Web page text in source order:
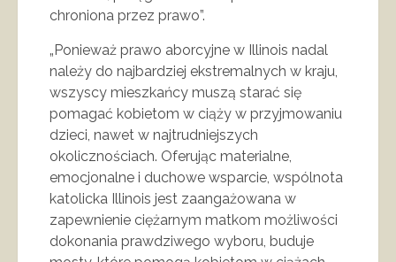
chroniona przez prawo”.
„Ponieważ prawo aborcyjne w Illinois nadal
należy do najbardziej ekstremalnych w kraju,
wszyscy mieszkańcy muszą starać się
pomagać kobietom w ciąży w przyjmowaniu
dzieci, nawet w najtrudniejszych
okolicznościach. Oferując materialne,
emocjonalne i duchowe wsparcie, wspólnota
katolicka Illinois jest zaangażowana w
zapewnienie ciężarnym matkom możliwości
dokonania prawdziwego wyboru, buduje